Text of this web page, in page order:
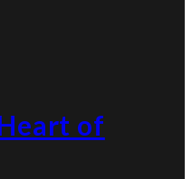
of